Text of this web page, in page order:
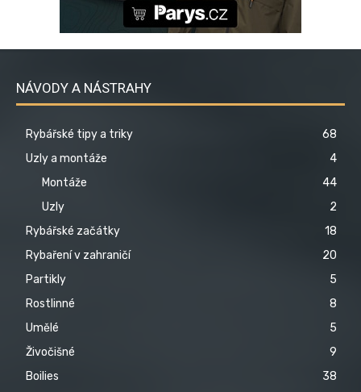
NÁVODY A NÁSTRAHY
Rybářské tipy a triky
68
Uzly a montáže
4
Montáže
44
Uzly
2
Rybářské začátky
18
Rybaření v zahraničí
20
Partikly
5
Rostlinné
8
Umělé
5
Živočišné
9
Boilies
38